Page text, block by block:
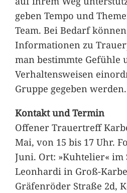
geben Tempo und
Team. Bei Bedarf
Informationen zu
man bestimmte Gefühle
Verhaltensweisen
Gruppe gegeben
Kontakt und Termin
Offener Trauertreff
Mai, von 15 bis 17 Uhr.
Juni. Ort: »Kuhtelier« im
Leonhardi in Groß-
Gräfenröder Straße 2d,